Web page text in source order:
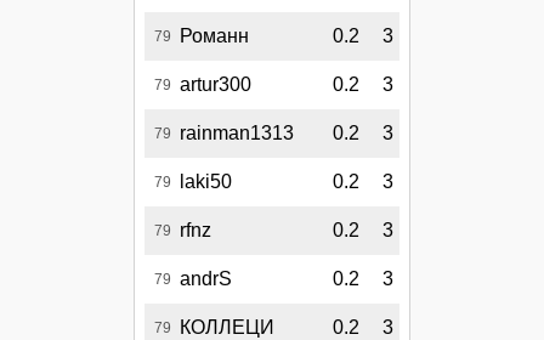
79 Романн 0.2 3
79 artur300 0.2 3
79 rainman1313 0.2 3
79 laki50 0.2 3
79 rfnz 0.2 3
79 andrS 0.2 3
79 КОЛЛЕЦИ 0.2 3